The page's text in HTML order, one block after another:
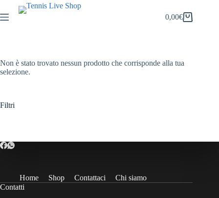
al
contenuto
Carrello
0,00€
Non è stato trovato nessun prodotto che corrisponde alla tua
selezione.
Filtri
Home Shop Contattaci
Chi siamo
Contatti